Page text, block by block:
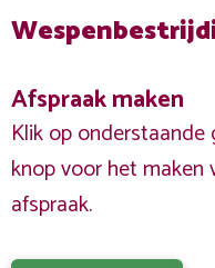
Afspraak maken
Klik op onderstaande
knop voor het maken
afspraak.